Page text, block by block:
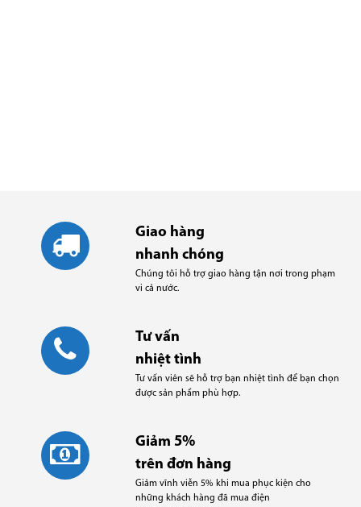
Giao hàng
nhanh chóng
Chúng tôi hỗ trợ giao hàng tận nơi trong phạm
vi cả nước.
Tư vấn
nhiệt tình
Tư vấn viên sẽ hỗ trợ bạn nhiệt tình để bạn chọn
được sản phẩm phù hợp.
Giảm 5%
trên đơn hàng
Giảm vĩnh viễn 5% khi mua phục kiện cho
những khách hàng đã mua điện